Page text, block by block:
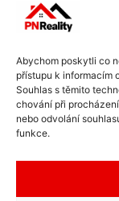
Abychom poskytli co
přístupu k informacím
Souhlas s těmito
chování při
nebo odvolání
funkce.
Investice do
nejstabilnější
ale přináší nové
vývoj cen
Přinášíme vám